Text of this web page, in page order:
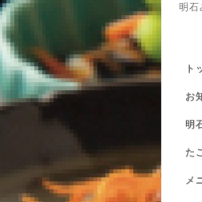
明石
ト
お
明
た
メ